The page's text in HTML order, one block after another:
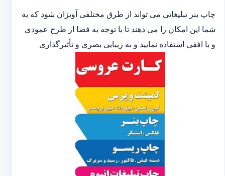
چاپ بنر تبلیغاتی می تواند از طرق مختلفی آویزان شود که به
شما این امکان را می دهند تا با توجه به فضا از طرح عمودی
و یا افقی استفاده نمایید و به زیبایی بصری و تأثیرگذاری